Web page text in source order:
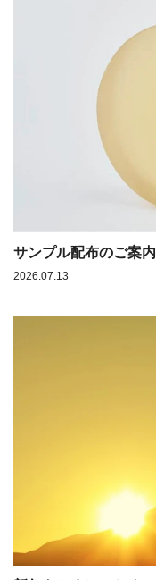
サンプル配布のご案内
2026.07.13